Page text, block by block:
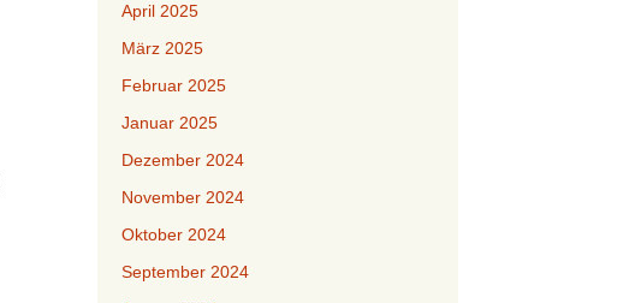
April 2025
März 2025
Februar 2025
Januar 2025
Dezember 2024
November 2024
Oktober 2024
September 2024